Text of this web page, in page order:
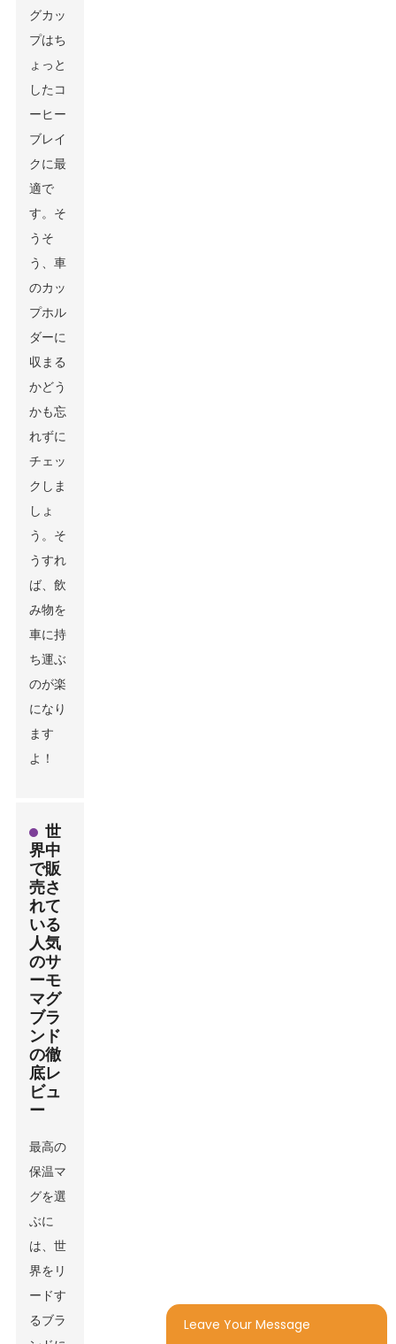
グカッ
プはち
ょっと
したコ
ーヒー
ブレイ
クに最
適で
す。そ
うそ
う、車
のカッ
プホル
ダーに
収まる
かどう
かも忘
れずに
チェッ
クしま
しょ
う。そ
うすれ
ば、飲
み物を
車に持
ち運ぶ
のが楽
になり
ます
よ！
世
界中
で販
売さ
れて
いる
人気
のサ
ーモ
マグ
ブラ
ンド
の徹
底レ
ビュ
ー
最高の
保温マ
グを選
ぶに
は、世
界をリ
ードす
るブラ
Leave Your Message